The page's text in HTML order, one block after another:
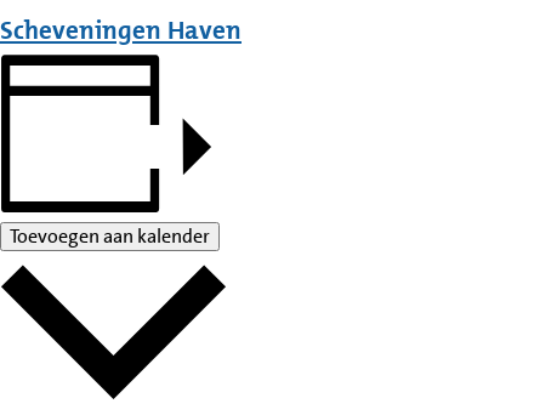
Scheveningen Haven
Toevoegen aan kalender